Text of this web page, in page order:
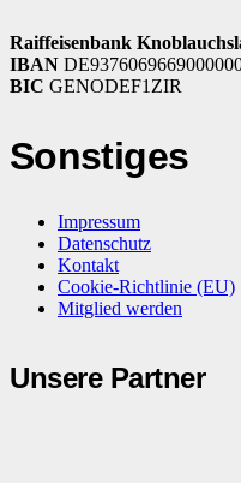
Raiffeisenbank
IBAN
BIC GENODEF1ZIR
Sonstiges
Impressum
Datenschutz
Kontakt
Cookie-Richtlinie (EU)
Mitglied werden
Unsere Partner